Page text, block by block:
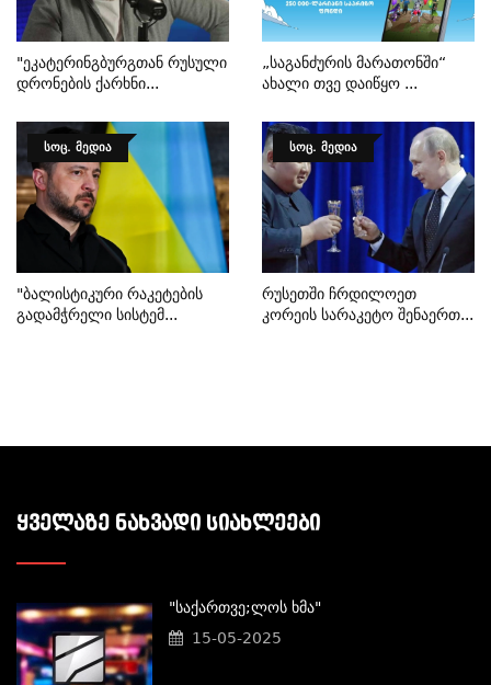
"ეკატერინგბურგთან Რუსული
Დრონების Ქარხნი...
„საგანძურის Მარათონში“
Ახალი Თვე Დაიწყო ...
ᲡᲝᲪ. ᲛᲔᲓᲘᲐ
"ბალისტიკური Რაკეტების
Გადამჭრელი Სისტემ...
ᲡᲝᲪ. ᲛᲔᲓᲘᲐ
Რუსეთში Ჩრდილოეთ
Კორეის Სარაკეტო Შენაერთ...
ᲧᲕᲔᲚᲐᲖᲔ ᲜᲐᲮᲕᲐᲓᲘ ᲡᲘᲐᲮᲚᲔᲔᲑᲘ
"საქართვე;ლოს Ხმა"
15-05-2025